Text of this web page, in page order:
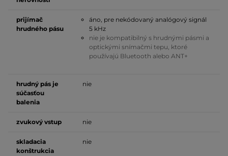
prijímač
hrudného pásu
áno, pre nekódovaný analógový signál
5 kHz
nie je kompatibilný s hrudnými pásmi a
optickými snímačmi tepu, ktoré
používajú Bluetooth alebo ANT+
hrudný pás je
súčasťou
balenia
nie
zvukový vstup nie
skladacia
konštrukcia
nie